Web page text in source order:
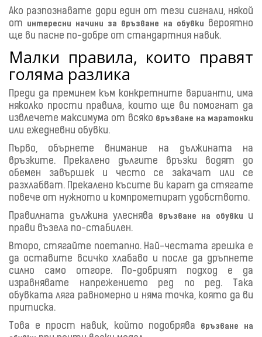
Ако разпознавате дори един от тези сигнали, някой
от интересни начини за връзване на обувки вероятно
ще ви пасне по-добре от стандартния навик.
Малки правила, които правят
голяма разлика
Преди да преминем към конкретните варианти, има
няколко прости правила, които ще ви помогнат да
извлечете максимума от всяко връзване на маратонки
или ежедневни обувки.
Първо, обърнете внимание на дължината на
връзките. Прекалено дългите връзки водят до
обемен завършек и често се закачат или се
разхлабват. Прекалено късите ви карат да стягате
повече от нужното и компрометират удобството.
Правилната дължина улеснява
връзване на обувки и
прави възела по-стабилен.
Второ, стягайте поетапно. Най-честата грешка е
да оставите всичко хлабаво и после да дръпнете
силно само отгоре. По-добрият подход е да
изравнявате напрежението ред по ред. Така
обувката ляга равномерно и няма точка, която да ви
притиска.
Това е прост навик, който подобрява
връзване на